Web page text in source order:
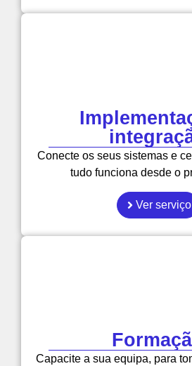
Conecte os seus sistemas e
tudo funciona desde o
Ver serviço
Capacite a sua equipa, para